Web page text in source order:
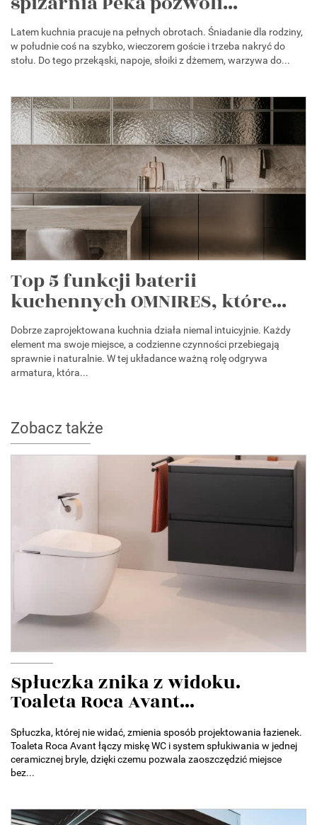
Latem kuchnia pracuje na pełnych obrotach. Śniadanie dla rodziny,
w południe coś na szybko, wieczorem goście i trzeba nakryć do
stołu. Do tego przekąski, napoje, słoiki z dżemem, warzywa do...
Top 5 funkcji baterii
kuchennych OMNIRES, które...
Dobrze zaprojektowana kuchnia działa niemal intuicyjnie. Każdy
element ma swoje miejsce, a codzienne czynności przebiegają
sprawnie i naturalnie. W tej układance ważną rolę odgrywa
armatura, która...
Zobacz także
Spłuczka znika z widoku.
Toaleta Roca Avant...
Spłuczka, której nie widać, zmienia sposób projektowania łazienek.
Toaleta Roca Avant łączy miskę WC i system spłukiwania w jednej
ceramicznej bryle, dzięki czemu pozwala zaoszczędzić miejsce
bez...